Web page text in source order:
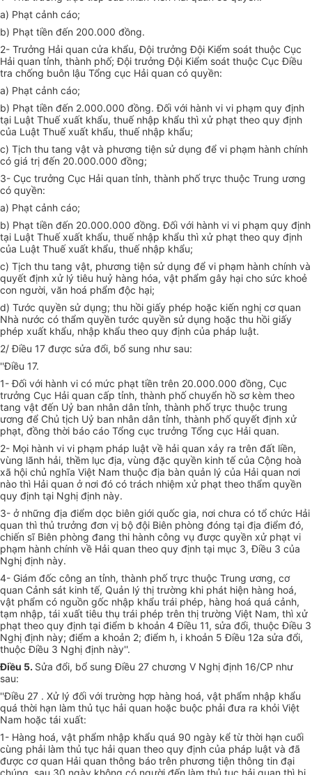
a) Phạt cảnh cáo;
b) Phạt tiền đến 200.000 đồng.
2- Trưởng Hải quan cửa khẩu, Đội trưởng Đội Kiểm soát thuộc Cục
Hải quan tỉnh, thành phố; Đội trưởng Đội Kiểm soát thuộc Cục Điều
tra chống buôn lậu Tổng cục Hải quan có quyền:
a) Phạt cảnh cáo;
b) Phạt tiền đến 2.000.000 đồng. Đối với hành vi vi phạm quy định
tại Luật Thuế xuất khẩu, thuế nhập khẩu thì xử phạt theo quy định
của Luật Thuế xuất khẩu, thuế nhập khẩu;
c) Tịch thu tang vật và phương tiện sử dụng để vi phạm hành chính
có giá trị đến 20.000.000 đồng;
3- Cục trưởng Cục Hải quan tỉnh, thành phố trực thuộc Trung ương
có quyền:
a) Phạt cảnh cáo;
b) Phạt tiền đến 20.000.000 đồng. Đối với hành vi vi phạm quy định
tại Luật Thuế xuất khẩu, thuế nhập khẩu thì xử phạt theo quy định
của Luật Thuế xuất khẩu, thuế nhập khẩu;
c) Tịch thu tang vật, phương tiện sử dụng để vi phạm hành chính và
quyết định xử lý tiêu huỷ hàng hóa, vật phẩm gây hại cho sức khoẻ
con người, văn hoá phẩm độc hại;
d) Tước quyền sử dụng; thu hồi giấy phép hoặc kiến nghị cơ quan
Nhà nước có thẩm quyền tước quyền sử dụng hoặc thu hồi giấy
phép xuất khẩu, nhập khẩu theo quy định của pháp luật.
2/ Điều 17 được sửa đổi, bổ sung như sau:
''Điều 17.
1- Đối với hành vi có mức phạt tiền trên 20.000.000 đồng, Cục
trưởng Cục Hải quan cấp tỉnh, thành phố chuyển hồ sơ kèm theo
tang vật đến Uỷ ban nhân dân tỉnh, thành phố trực thuộc trung
ương để Chủ tịch Uỷ ban nhân dân tỉnh, thành phố quyết định xử
phạt, đồng thời báo cáo Tổng cục trưởng Tổng cục Hải quan.
2- Mọi hành vi vi phạm pháp luật về hải quan xảy ra trên đất liền,
vùng lãnh hải, thềm lục địa, vùng đặc quyền kinh tế của Cộng hoà
xã hội chủ nghĩa Việt Nam thuộc địa bàn quản lý của Hải quan nơi
nào thì Hải quan ở nơi đó có trách nhiệm xử phạt theo thẩm quyền
quy định tại Nghị định này.
3- ở những địa điểm dọc biên giới quốc gia, nơi chưa có tổ chức Hải
quan thì thủ trưởng đơn vị bộ đội Biên phòng đóng tại địa điểm đó,
chiến sĩ Biên phòng đang thi hành công vụ được quyền xử phạt vi
phạm hành chính về Hải quan theo quy định tại mục 3, Điều 3 của
Nghị định này.
4- Giám đốc công an tỉnh, thành phố trực thuộc Trung ương, cơ
quan Cảnh sát kinh tế, Quản lý thị trường khi phát hiện hàng hoá,
vật phẩm có nguồn gốc nhập khẩu trái phép, hàng hoá quá cảnh,
tạm nhập, tái xuất tiêu thụ trái phép trên thị trường Việt Nam, thì xử
phạt theo quy định tại điểm b khoản 4 Điều 11, sửa đổi, thuộc Điều 3
Nghị định này; điểm a khoản 2; điểm h, i khoản 5 Điều 12a sửa đổi,
thuộc Điều 3 Nghị định này''.
Điều 5. Sửa đổi, bổ sung Điều 27 chương V Nghị định 16/CP như
sau:
''Điều 27 . Xử lý đối với trường hợp hàng hoá, vật phẩm nhập khẩu
quá thời hạn làm thủ tục hải quan hoặc buộc phải đưa ra khỏi Việt
Nam hoặc tái xuất:
1- Hàng hoá, vật phẩm nhập khẩu quá 90 ngày kể từ thời hạn cuối
cùng phải làm thủ tục hải quan theo quy định của pháp luật và đã
được cơ quan Hải quan thông báo trên phương tiện thông tin đại
chúng, sau 30 ngày không có người đến làm thủ tục hải quan thì bị